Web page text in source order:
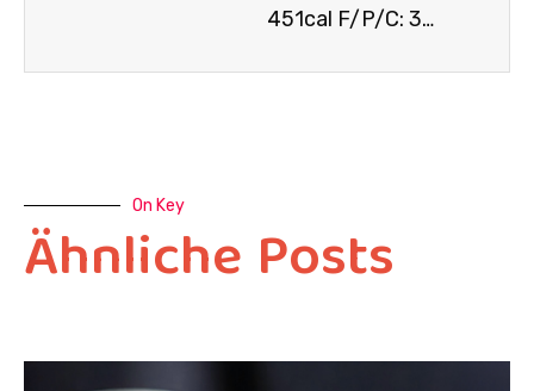
451cal F/P/C: 30/35/7
On Key
Ähnliche Posts